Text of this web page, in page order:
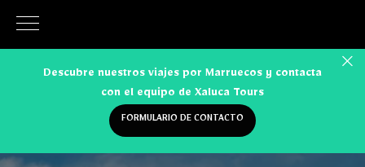
Descubre nuestros viajes por Marruecos y contacta
con el equipo de Xaluca Tours
FORMULARIO DE CONTACTO